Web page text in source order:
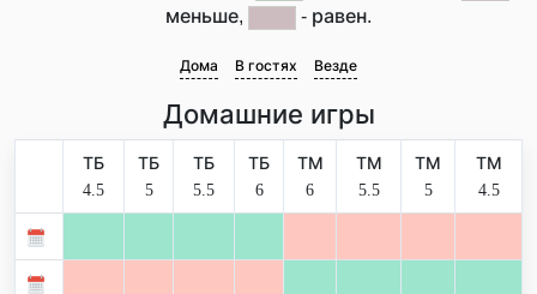
меньше,
- равен.
Дома В гостях Везде
Домашние игры
ТБ
4.5
ТБ
5
ТБ
5.5
ТБ
6
ТМ
6
ТМ
5.5
ТМ
5
ТМ
4.5